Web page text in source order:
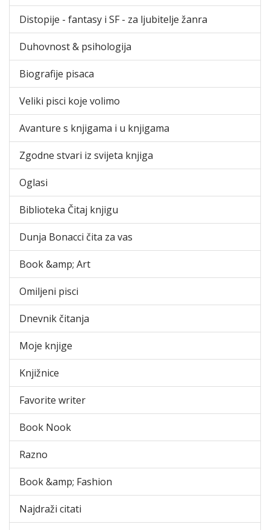
Distopije - fantasy i SF - za ljubitelje žanra
Duhovnost & psihologija
Biografije pisaca
Veliki pisci koje volimo
Avanture s knjigama i u knjigama
Zgodne stvari iz svijeta knjiga
Oglasi
Biblioteka Čitaj knjigu
Dunja Bonacci čita za vas
Book &amp; Art
Omiljeni pisci
Dnevnik čitanja
Moje knjige
Knjižnice
Favorite writer
Book Nook
Razno
Book &amp; Fashion
Najdraži citati